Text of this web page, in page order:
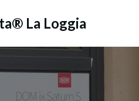
La Loggia